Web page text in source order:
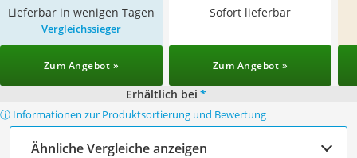
Lieferbar in wenigen Tagen Sofort lieferbar
Vergleichssieger
Zum Angebot » Zum Angebot »
Erhältlich bei *
ⓘ Informationen zur Produktsortierung und Bewertung
Ähnliche Vergleiche anzeigen